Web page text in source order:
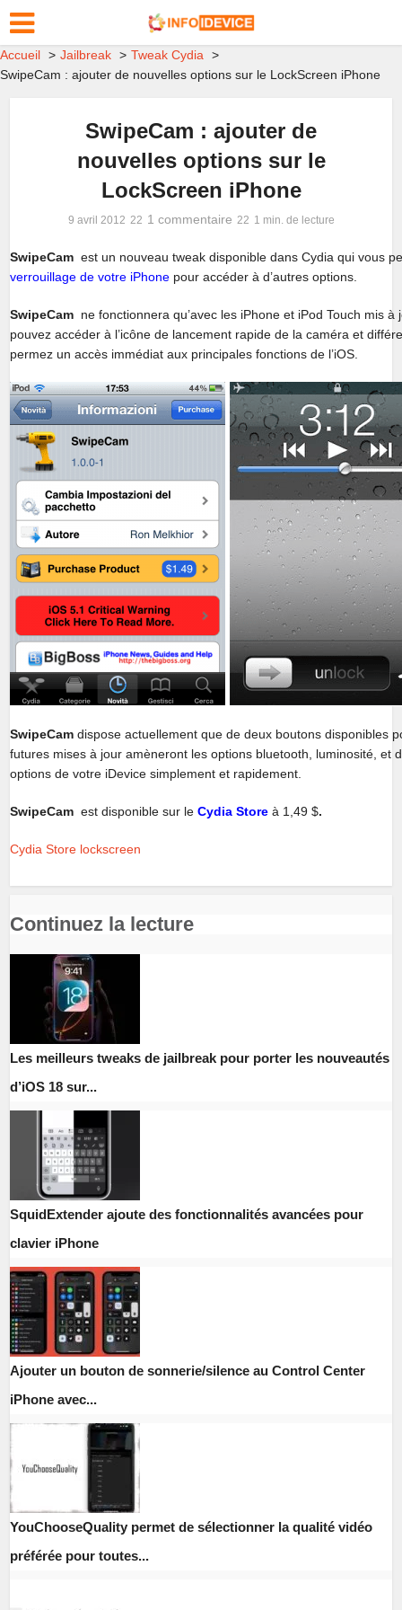
Accueil Jailbreak
Tweak Cydia
SwipeCam : ajouter de nouvelles options sur le LockScreen iPhone
SwipeCam : ajouter de
nouvelles options sur le
LockScreen iPhone
9 avril 2012 1 commentaire 1 min. de lecture
SwipeCam est un nouveau tweak disponible dans Cydia qui vous
verrouillage de votre iPhone pour accéder à d’autres options.
SwipeCam ne fonctionnera qu’avec les iPhone et iPod Touch mis
pouvez accéder à l’icône de lancement rapide de la caméra et
permez un accès immédiat aux principales fonctions de l’iOS.
SwipeCam dispose actuellement que de deux boutons disponibles
futures mises à jour amèneront les options bluetooth, luminosité, et
options de votre iDevice simplement et rapidement.
SwipeCam est disponible sur leCydia Store à 1,49 $.
Cydia Store lockscreen
Continuez la lecture
Les meilleurs tweaks de jailbreak pour porter les nouveautés
d’iOS 18 sur...
SquidExtender ajoute des fonctionnalités avancées pour
clavier iPhone
Ajouter un bouton de sonnerie/silence au Control Center
iPhone avec...
YouChooseQuality permet de sélectionner la qualité vidéo
préférée pour toutes...